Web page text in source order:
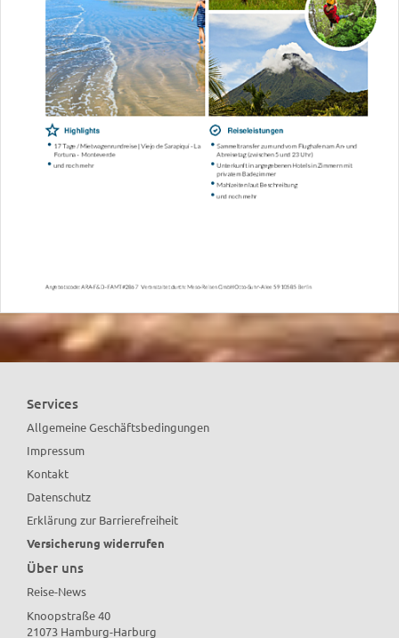
Services
Allgemeine Geschäftsbedingungen
Impressum
Kontakt
Datenschutz
Erklärung zur Barrierefreiheit
Versicherung widerrufen
Über uns
Reise-News
Knoopstraße 40
21073 Hamburg-Harburg